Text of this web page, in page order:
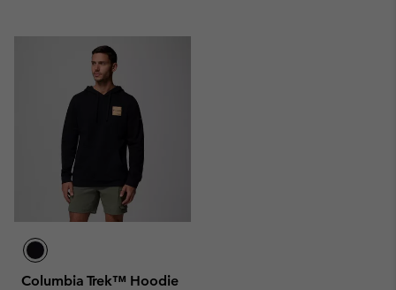
Columbia Trek™ Hoodie